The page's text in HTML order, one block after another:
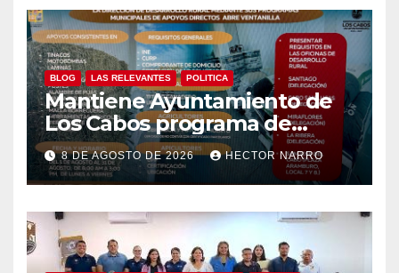
BLOG LAS RELEVANTES POLITICA
Mantiene Ayuntamiento de
Los Cabos programa de
apoyos para agricultores,
ganaderos y apicultores
8 DE AGOSTO DE 2026 HECTOR NARRO